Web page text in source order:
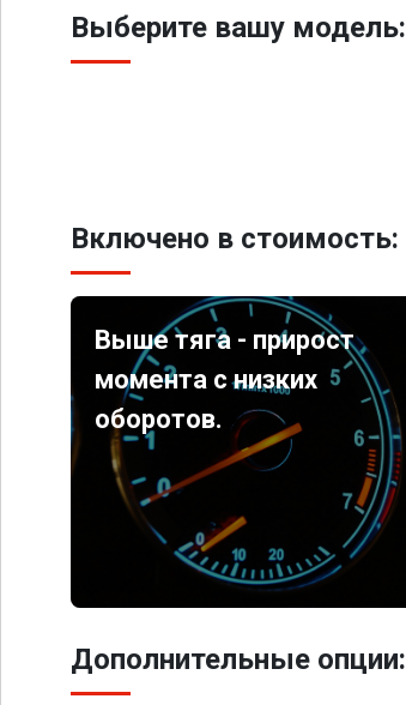
Выберите вашу модель:
Включено в стоимость:
Выше тяга - прирост
момента с низких
оборотов.
Дополнительные опции: